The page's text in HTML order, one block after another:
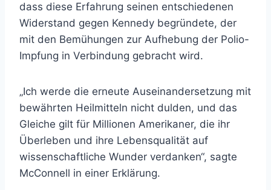
dass diese Erfahrung seinen entschiedenen
Widerstand gegen Kennedy begründete, der
mit den Bemühungen zur Aufhebung der Polio-
Impfung in Verbindung gebracht wird.
„Ich werde die erneute Auseinandersetzung mit
bewährten Heilmitteln nicht dulden, und das
Gleiche gilt für Millionen Amerikaner, die ihr
Überleben und ihre Lebensqualität auf
wissenschaftliche Wunder verdanken“, sagte
McConnell in einer Erklärung.